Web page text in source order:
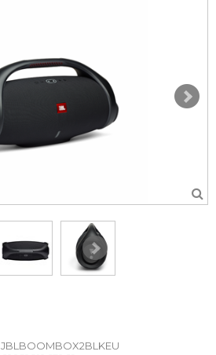
JBLBOOMBOX2BLKEU